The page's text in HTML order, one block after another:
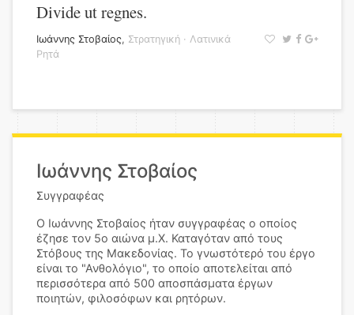
Divide ut regnes.
Ιωάννης Στοβαίος, Στρατηγική · Λατινικά
Ρητά
Ιωάννης Στοβαίος
Συγγραφέας
Ο Ιωάννης Στοβαίος ήταν συγγραφέας ο οποίος
έζησε τον 5ο αιώνα μ.Χ. Καταγόταν από τους
Στόβους της Μακεδονίας. Το γνωστότερό του έργο
είναι το "Ανθολόγιο", το οποίο αποτελείται από
περισσότερα από 500 αποσπάσματα έργων
ποιητών, φιλοσόφων και ρητόρων.